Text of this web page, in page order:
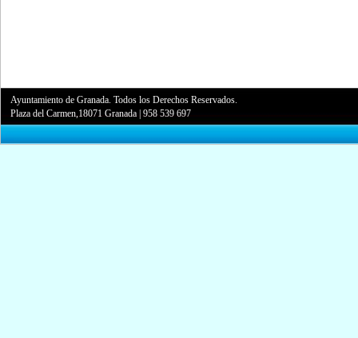
Ayuntamiento de Granada. Todos los Derechos Reservados.
Plaza del Carmen,18071 Granada |958 539 697